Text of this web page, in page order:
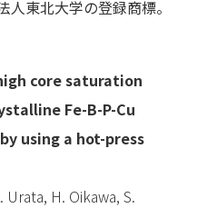
人東北大学の登録商標。
core saturation
Fe-B-P-Cu
using a hot-press
Urata, H. Oikawa, S.